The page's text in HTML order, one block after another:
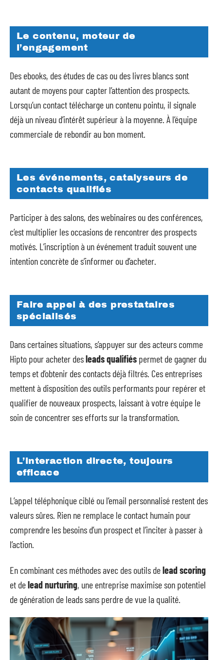
Le contenu, moteur de
l’engagement
Des ebooks, des études de cas ou des livres blancs sont
autant de moyens pour capter l’attention des prospects.
Lorsqu’un contact télécharge un contenu pointu, il signale
déjà un niveau d’intérêt supérieur à la moyenne. À l’équipe
commerciale de rebondir au bon moment.
Les événements, catalyseurs de
contacts qualifiés
Participer à des salons, des webinaires ou des conférences,
c’est multiplier les occasions de rencontrer des prospects
motivés. L’inscription à un événement traduit souvent une
intention concrète de s’informer ou d’acheter.
Faire appel à des prestataires
spécialisés
Dans certaines situations, s’appuyer sur des acteurs comme
Hipto pour acheter desleads qualifiés permet de gagner du
temps et d’obtenir des contacts déjà filtrés. Ces entreprises
mettent à disposition des outils performants pour repérer et
qualifier de nouveaux prospects, laissant à votre équipe le
soin de concentrer ses efforts sur la transformation.
L’interaction directe, toujours
efficace
L’appel téléphonique ciblé ou l’email personnalisé restent des
valeurs sûres. Rien ne remplace le contact humain pour
comprendre les besoins d’un prospect et l’inciter à passer à
l’action.
En combinant ces méthodes avec des outils delead scoring
et delead nurturing, une entreprise maximise son potentiel
de génération de leads sans perdre de vue la qualité.